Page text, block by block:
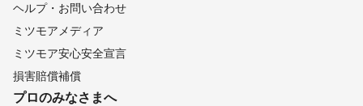
ヘルプ・お問い合わせ
ミツモアメディア
ミツモア安心安全宣言
損害賠償補償
プロのみなさまへ